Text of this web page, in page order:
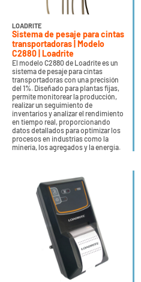
LOADRITE
Sistema de pesaje para cintas
transportadoras | Modelo
C2880 | Loadrite
El modelo C2880 de Loadrite es un
sistema de pesaje para cintas
transportadoras con una precisión
del 1%. Diseñado para plantas fijas,
permite monitorear la producción,
realizar un seguimiento de
inventarios y analizar el rendimiento
en tiempo real, proporcionando
datos detallados para optimizar los
procesos en industrias como la
minería, los agregados y la energía.